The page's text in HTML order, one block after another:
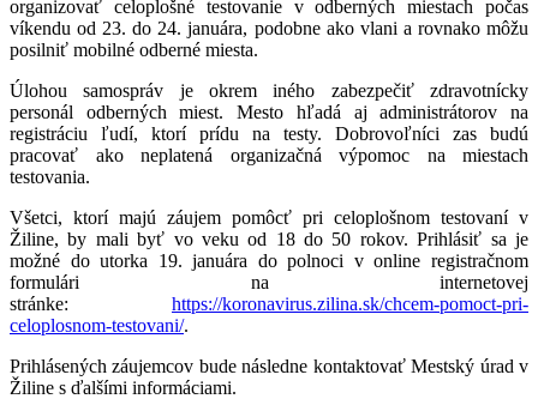
organizovať celoplošné testovanie v odberných miestach počas
víkendu od 23. do 24. januára, podobne ako vlani a rovnako môžu
posilniť mobilné odberné miesta.
Úlohou samospráv je okrem iného zabezpečiť zdravotnícky
personál odberných miest. Mesto hľadá aj administrátorov na
registráciu ľudí, ktorí prídu na testy. Dobrovoľníci zas budú
pracovať ako neplatená organizačná výpomoc na miestach
testovania.
Všetci, ktorí majú záujem pomôcť pri celoplošnom testovaní v
Žiline, by mali byť vo veku od 18 do 50 rokov. Prihlásiť sa je
možné do utorka 19. januára do polnoci v online registračnom
formulári na internetovej
stránke: https://koronavirus.zilina.sk/chcem-pomoct-pri-
celoplosnom-testovani/.
Prihlásených záujemcov bude následne kontaktovať Mestský úrad v
Žiline s ďalšími informáciami.